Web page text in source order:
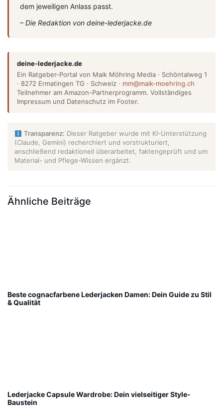
dem jeweiligen Anlass passt.
– Die Redaktion von deine-lederjacke.de
deine-lederjacke.de
Ein Ratgeber-Portal von Maik Möhring Media · Schöntalweg 1
· 8272 Ermatingen TG · Schweiz · mm@maik-moehring.ch
Teilnehmer am Amazon-Partnerprogramm. Vollständiges
Impressum und Datenschutz im Footer.
Transparenz: Dieser Ratgeber wurde mit KI-Unterstützung
(Claude, Gemini) recherchiert und vorstrukturiert,
anschließend redaktionell überarbeitet, faktengeprüft und um
Material- und Pflege-Wissen ergänzt.
Ähnliche Beiträge
Beste cognacfarbene Lederjacken Damen: Dein Guide zu Stil
& Qualität
Lederjacke Capsule Wardrobe: Dein vielseitiger Style-
Baustein